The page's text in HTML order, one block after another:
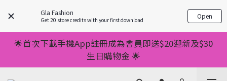
Gla Fashion
Get 20 store credits with your first download Open
💥正價服裝滿減優惠💥 ✅一件起包順豐 ✅第二件起減
$20 ✅第三件減$40    如此類推⬆不設上限
💥正價服裝滿減優惠💥 ✅一件起包順豐 ✅第二件起減
$20 ✅第三件減$40    如此類推⬆不設上限
🌟首次下載手機App註冊成為會員即送$20迎新及$30
生日購物金 🌟
🌟手機App消費儲積分當購物金用🌟消費1元有1分 🌟